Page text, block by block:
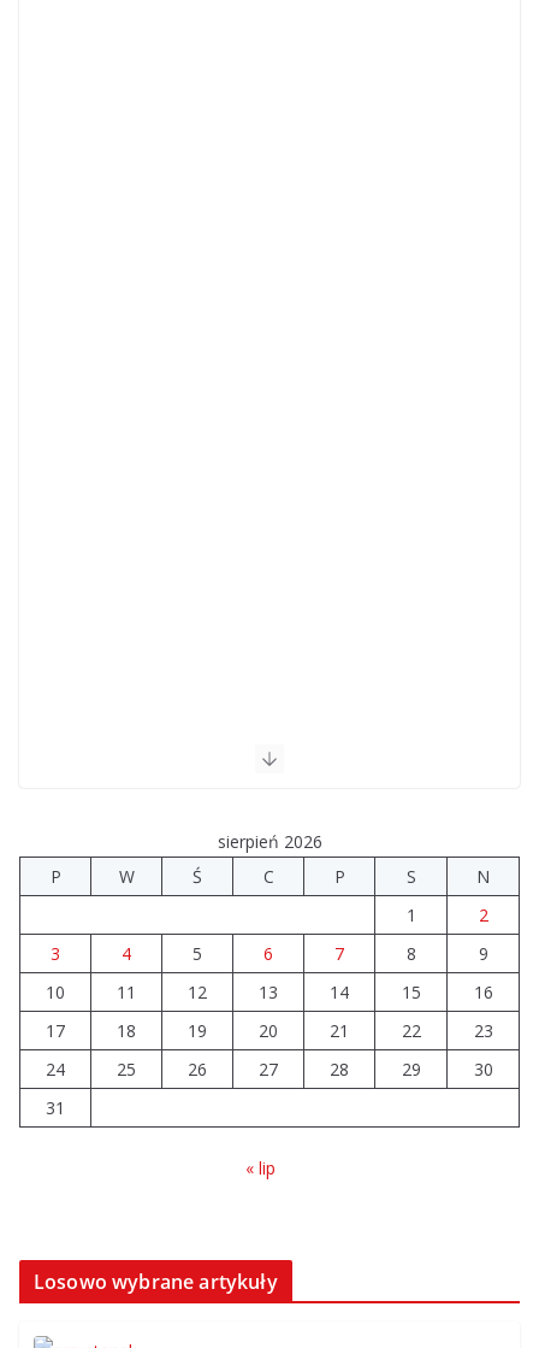
sierpień 2026
P
W Ś C P S
N
1
2
3
4 5 6 7 8
9
10
11 12 13 14 15
16
17
18 19 20 21 22
23
24
25 26 27 28 29
30
31
« lip
Losowo wybrane artykuły